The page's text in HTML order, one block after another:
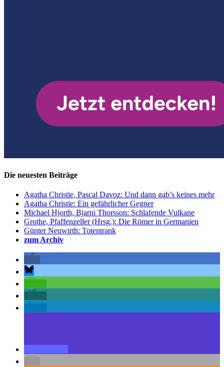
Die neuesten Beiträge
Agatha Christie, Pascal Davoz: Und dann gab’s keines mehr
Agatha Christie: Ein gefährlicher Gegner
Michael Hjorth, Bjarni Thorsson: Schlafende Vulkane
Grothe, Pfaffenzeller (Hrsg.): Die Römer in Germanien
Günter Neuwirth: Totentrank
zum Archiv